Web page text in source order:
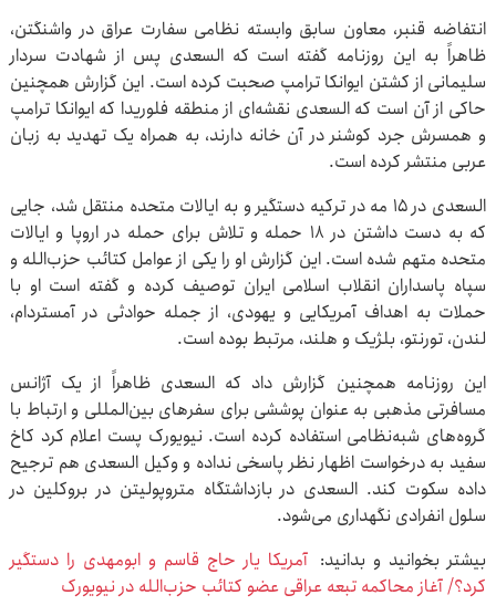
انتفاضه قنبر، معاون سابق وابسته نظامی سفارت عراق در واشنگتن،
ظاهراً به این روزنامه گفته است که السعدی پس از شهادت سردار
سلیمانی از کشتن ایوانکا ترامپ صحبت کرده است. این گزارش همچنین
حاکی از آن است که السعدی نقشه‌ای از منطقه فلوریدا که ایوانکا ترامپ
و همسرش جرد کوشنر در آن خانه دارند، به همراه یک تهدید به زبان
عربی منتشر کرده است.
السعدی در ۱۵ مه در ترکیه دستگیر و به ایالات متحده منتقل شد، جایی
که به دست داشتن در ۱۸ حمله و تلاش برای حمله در اروپا و ایالات
متحده متهم شده است. این گزارش او را یکی از عوامل کتائب حزب‌الله و
سپاه پاسداران انقلاب اسلامی ایران توصیف کرده و گفته است او با
حملات به اهداف آمریکایی و یهودی، از جمله حوادثی در آمستردام،
لندن، تورنتو، بلژیک و هلند، مرتبط بوده است.
این روزنامه همچنین گزارش داد که السعدی ظاهراً از یک آژانس
مسافرتی مذهبی به عنوان پوششی برای سفرهای بین‌المللی و ارتباط با
گروه‌های شبه‌نظامی استفاده کرده است. نیویورک پست اعلام کرد کاخ
سفید به درخواست اظهار نظر پاسخی نداده و وکیل السعدی هم ترجیح
داده سکوت کند. السعدی در بازداشتگاه متروپولیتن در بروکلین در
سلول انفرادی نگهداری می‌شود.
بیشتر بخوانید و بدانید: آمریکا یار حاج قاسم و ابومهدی را دستگیر
کرد؟/ آغاز محاکمه تبعه عراقی عضو کتائب حزب‌الله در نیویورک